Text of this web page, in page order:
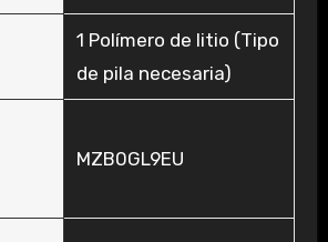
‎1 Polímero de litio (Tipo
de pila necesaria)
‎MZB0GL9EU